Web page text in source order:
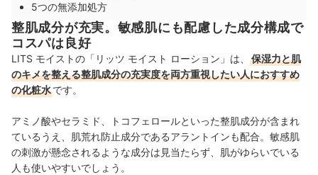
5つの無添加処方
整肌成分が充実。敏感肌にも配慮した成分構成で
コスパは良好
LITS モイストの 「 リッツ モイスト ローション 」は、
保湿力と肌
のキメを整える整肌成分の充実度を両方重視したい人におすすめ
の化粧水です。
アミノ酸やセラミド、トコフェロールといった整肌成分が含まれ
ているうえ、肌荒れ防止成分であるアラントインも配合。敏感肌
の刺激が懸念されるような成分は見当たらず、肌がゆらいでいる
人も使いやすいでしょう。